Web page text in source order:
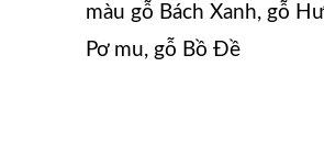
màu gỗ Bách Xanh, gỗ
Pơ mu, gỗ Bồ Đề